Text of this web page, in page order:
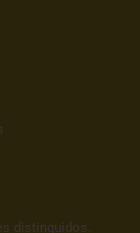
distinguidos.